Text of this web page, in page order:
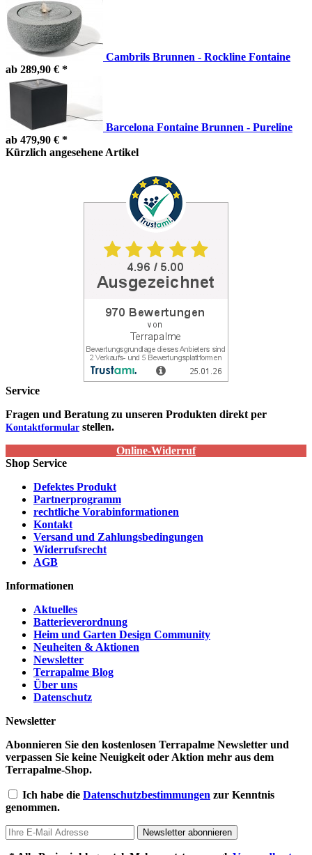
Cambrils Brunnen - Rockline Fontaine
ab 289,90 € *
Barcelona Fontaine Brunnen - Pureline
ab 479,90 € *
Kürzlich angesehene Artikel
Service
Fragen und Beratung zu unseren Produkten direkt per
Kontaktformular stellen.
Online-Widerruf
Shop Service
Defektes Produkt
Partnerprogramm
rechtliche Vorabinformationen
Kontakt
Versand und Zahlungsbedingungen
Widerrufsrecht
AGB
Informationen
Aktuelles
Batterieverordnung
Heim und Garten Design Community
Neuheiten & Aktionen
Newsletter
Terrapalme Blog
Über uns
Datenschutz
Newsletter
Abonnieren Sie den kostenlosen Terrapalme Newsletter und
verpassen Sie keine Neuigkeit oder Aktion mehr aus dem
Terrapalme-Shop.
Ich habe die Datenschutzbestimmungen zur Kenntnis
genommen.
Newsletter abonnieren